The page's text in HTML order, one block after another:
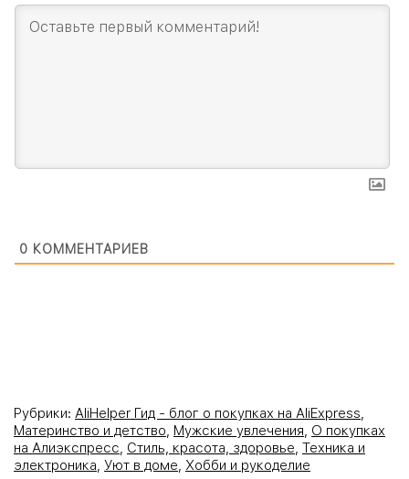
0 КОММЕНТАРИЕВ
Рубрики: AliHelper Гид - блог о покупках на AliExpress,
Материнство и детство, Мужские увлечения, О покупках
на Алиэкспресс, Стиль, красота, здоровье, Техника и
электроника, Уют в доме, Хобби и рукоделие